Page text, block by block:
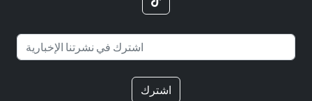
اشترك